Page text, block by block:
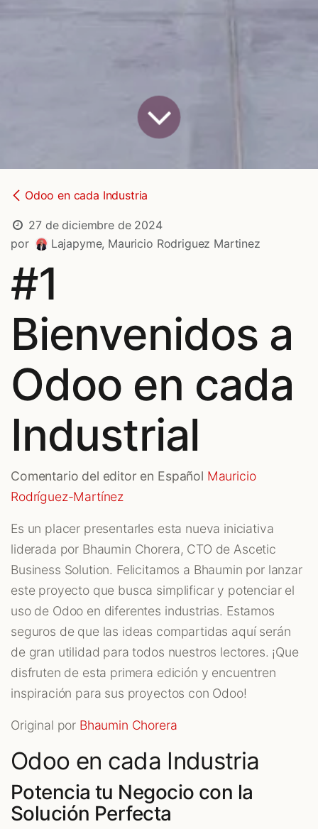
Odoo en cada Industria
27 de diciembre de 2024
por
Lajapyme, Mauricio Rodriguez Martinez
#1
Bienvenidos a
Odoo en cada
Industrial
Comentario del editor en Español Mauricio
Rodríguez-Martínez
Es un placer presentarles esta nueva iniciativa
liderada por Bhaumin Chorera, CTO de Ascetic
Business Solution. Felicitamos a Bhaumin por lanzar
este proyecto que busca simplificar y potenciar el
uso de Odoo en diferentes industrias. Estamos
seguros de que las ideas compartidas aquí serán
de gran utilidad para todos nuestros lectores. ¡Que
disfruten de esta primera edición y encuentren
inspiración para sus proyectos con Odoo!
Original por Bhaumin Chorera
Odoo en cada Industria
Potencia tu Negocio con la
Solución Perfecta